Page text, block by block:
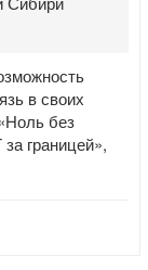
в своих
без
границей»,